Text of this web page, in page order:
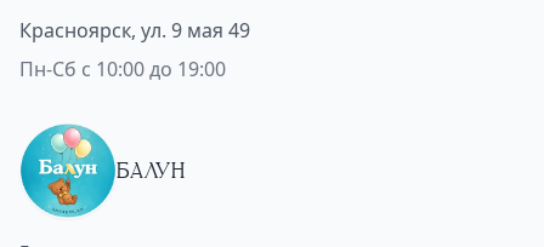
Красноярск, ул. 9 мая 49
Пн-Сб с 10:00 до 19:00
БАЛУН